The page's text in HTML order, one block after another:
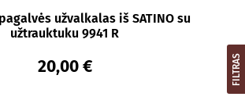
užvalkalas iš SATINO su
užtrauktuku 9941 R
20,00 € FILTRAS